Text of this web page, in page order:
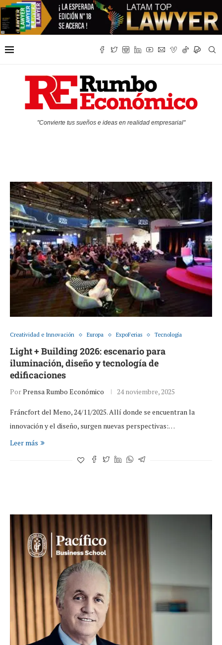
"Convierte tus sueños e ideas en realidad empresarial"
Creatividad e Innovación Europa ExpoFerias Tecnología
Light + Building 2026: escenario para
iluminación, diseño y tecnología de
edificaciones
PorPrensa Rumbo Económico 24 noviembre, 2025
Fráncfort del Meno, 24/11/2025. Allí donde se encuentran la
innovación y el diseño, surgen nuevas perspectivas:…
Leer más